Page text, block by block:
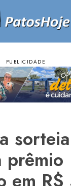
prêmio
em R$